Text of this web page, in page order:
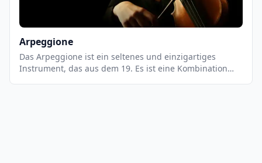
Arpeggione
Das Arpeggione ist ein seltenes und einzigartiges
Instrument, das aus dem 19. Es ist eine Kombination